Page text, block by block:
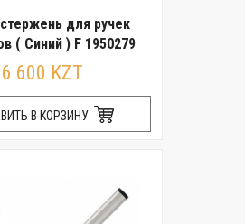
для ручек
( Синий ) F 1950279
6 600 KZT
В КОРЗИНУ